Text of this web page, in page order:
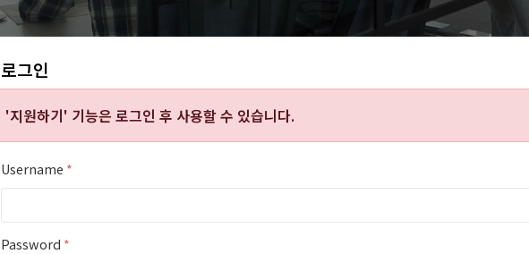
로그인
'지원하기' 기능은 로그인 후 사용할 수 있습니다.
Username *
Password *